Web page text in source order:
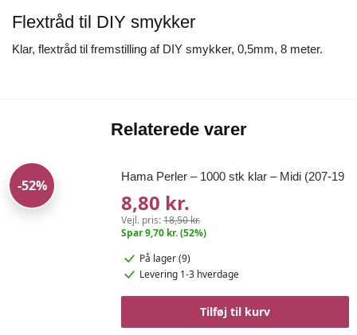
Flextråd til DIY smykker
Klar, flextråd til fremstilling af DIY smykker, 0,5mm, 8 meter.
Relaterede varer
-52%
Hama Perler – 1000 stk klar – Midi (207-19
8,80 kr.
Vejl. pris:18,50 kr.
Spar 9,70 kr. (52%)
På lager (9)
Levering 1-3 hverdage
Tilføj til kurv